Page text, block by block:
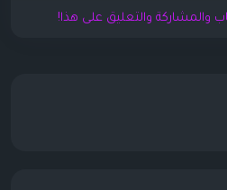
والمشاركة والتعليق على هذا!